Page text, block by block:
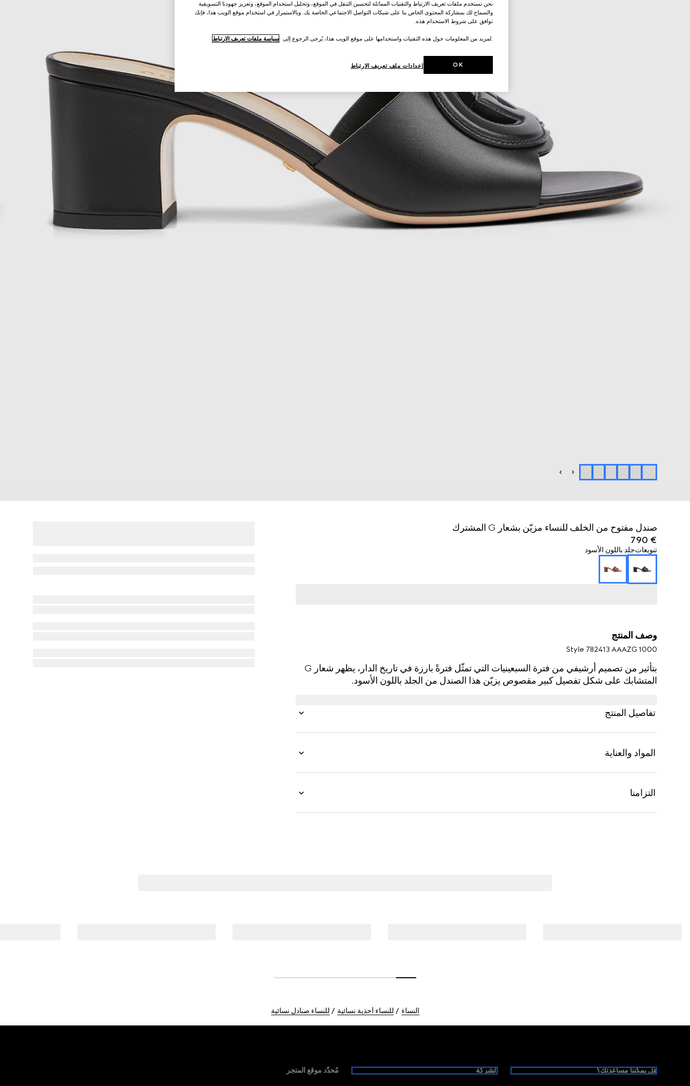
صندل مفتوح من الخلف للنساء مزيّن بشعار G المشترك
€ 790
تنويعاتجلد باللون الأسود
وصف المنتج
Style ‎782413 AAAZG 1000
بتأثير من تصميم أرشيفي من فترة السبعينيات التي تمثّل فترةً بارزة في تاريخ الدار، يظهر شعار G
المتشابك على شكل تفصيل كبير مقصوص يزيّن هذا الصندل من الجلد باللون الأسود.
تفاصيل المنتج
المواد والعناية
التزامنا
النساء للنساء أحذية نسائية للنساء صنادل نسائية
هل يمكننا مساعدتك؟ الشركة مُحدّد موقع المتجر
نحن نستخدم ملفات تعريف الارتباط والتقنيات المماثلة لتحسين التنقل في الموقع، وتحليل استخدام الموقع، وتعزيز جهودنا التسويقية
والسماح لك بمشاركة المحتوى الخاص بنا على شبكات التواصل الاجتماعي الخاصة بك. وبالاستمرار في استخدام موقع الويب هذا، فإنك
توافق على شروط الاستخدام هذه.
.لمزيد من المعلومات حول هذه التقنيات واستخدامها على موقع الويب هذا، يُرجى الرجوع إلى سياسة ملفات تعريف الارتباط
إعدادات ملف تعريف الارتباط OK